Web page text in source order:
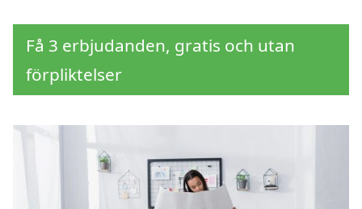
Få 3 erbjudanden, gratis och utan
förpliktelser